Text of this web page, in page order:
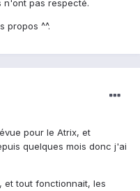
n'ont pas respecté.
propos ^^.
pour le Atrix, et
quelques mois donc j'ai
et tout fonctionnait, les